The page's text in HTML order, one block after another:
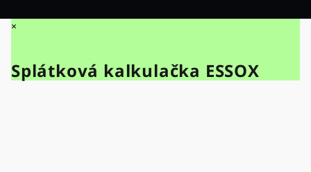
×
Splátková kalkulačka ESSOX